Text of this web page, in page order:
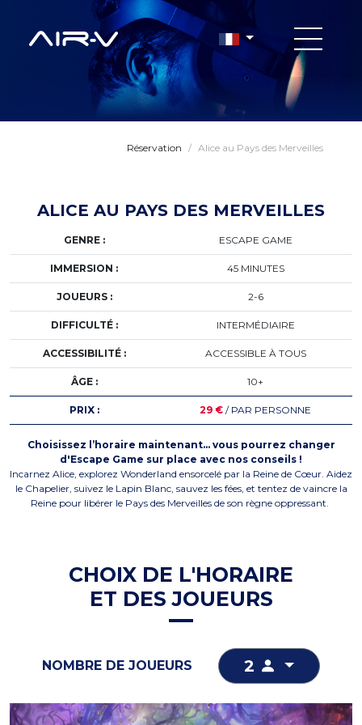
Réservation / Alice au Pays des Merveilles
ALICE AU PAYS DES MERVEILLES
GENRE : ESCAPE GAME
IMMERSION : 45 MINUTES
JOUEURS : 2-6
DIFFICULTÉ : INTERMÉDIAIRE
ACCESSIBILITÉ : ACCESSIBLE À TOUS
ÂGE : 10+
PRIX : 29 € / PAR PERSONNE
Choisissez l’horaire maintenant… vous pourrez changer
d'Escape Game sur place avec nos conseils !
Incarnez Alice, explorez Wonderland ensorcelé par la Reine de Cœur. Aidez
le Chapelier, suivez le Lapin Blanc, sauvez les fées, et tentez de vaincre la
Reine pour libérer le Pays des Merveilles de son règne oppressant.
CHOIX DE L'HORAIRE
ET DES JOUEURS
NOMBRE DE JOUEURS 2